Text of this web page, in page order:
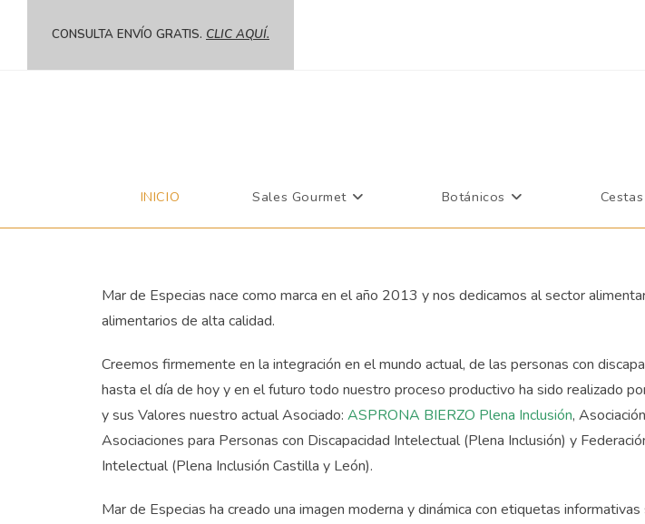
CONSULTA ENVÍO GRATIS. CLIC AQUÍ.
INICIO Sales Gourmet Botánicos
Mar de Especias nace como marca en el año 2013 y nos dedicamos al sector
alimentarios de alta calidad.
Creemos firmemente en la integración en el mundo actual, de las personas con
hasta el día de hoy y en el futuro todo nuestro proceso productivo ha sido realizado
y sus Valores nuestro actual Asociado: ASPRONA BIERZO Plena Inclusión,
Asociaciones para Personas con Discapacidad Intelectual (Plena Inclusión) y
Intelectual (Plena Inclusión Castilla y León).
Mar de Especias ha creado una imagen moderna y dinámica con etiquetas